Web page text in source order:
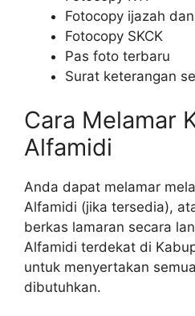
Fotocopy ijazah
Fotocopy SKCK
Pas foto terbaru
Surat keterangan
Cara Melamar
Alfamidi
Anda dapat melamar
Alfamidi (jika tersedia),
berkas lamaran secara
Alfamidi terdekat di
untuk menyertakan
dibutuhkan.